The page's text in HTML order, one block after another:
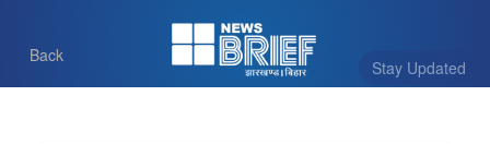
Stay Updated
Back